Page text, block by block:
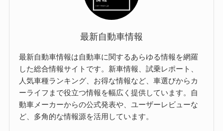
最新自動車情報
最新自動車情報は自動車に関するあらゆる情報を網羅
した総合情報サイトです。新車情報、試乗レポート、
人気車種ランキング、お得な情報など、車選びからカ
ーライフまで役立つ情報を幅広く提供しています。自
動車メーカーからの公式発表や、ユーザーレビューな
ど、多角的な情報源を活用しています。